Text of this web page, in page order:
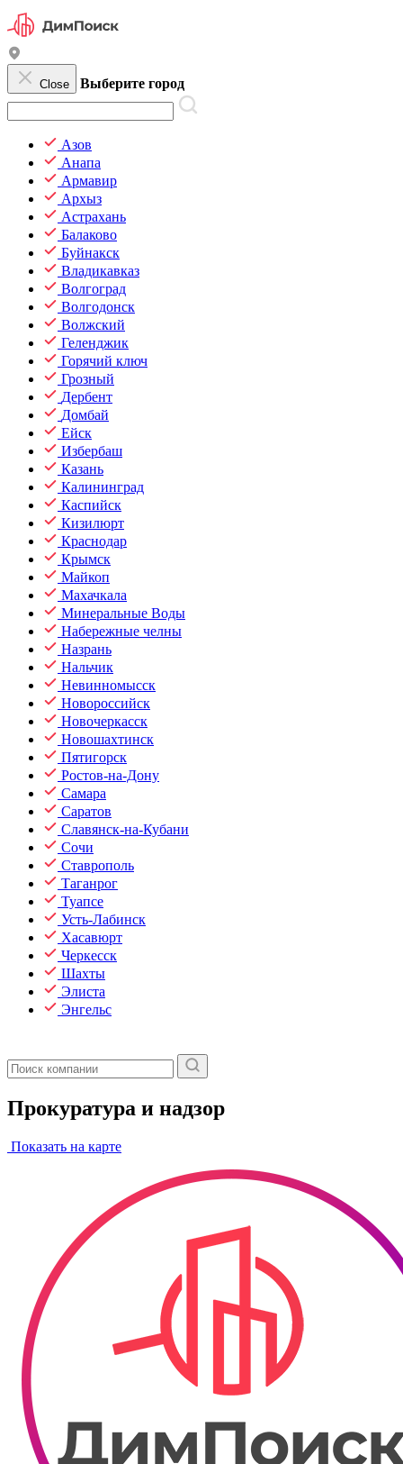
Close Выберите город
Азов
Анапа
Армавир
Архыз
Астрахань
Балаково
Буйнакск
Владикавказ
Волгоград
Волгодонск
Волжский
Геленджик
Горячий ключ
Грозный
Дербент
Домбай
Ейск
Избербаш
Казань
Калининград
Каспийск
Кизилюрт
Краснодар
Крымск
Майкоп
Махачкала
Минеральные Воды
Набережные челны
Назрань
Нальчик
Невинномысск
Новороссийск
Новочеркасск
Новошахтинск
Пятигорск
Ростов-на-Дону
Самара
Саратов
Славянск-на-Кубани
Сочи
Ставрополь
Таганрог
Туапсе
Усть-Лабинск
Хасавюрт
Черкесск
Шахты
Элиста
Энгельс
Прокуратура и надзор
Показать на карте